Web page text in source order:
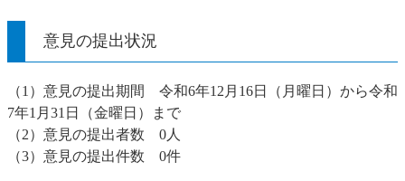
意見の提出状況
（1）意見の提出期間 令和6年12月16日（月曜日）から令和
7年1月31日（金曜日）まで
（2）意見の提出者数 0人
（3）意見の提出件数 0件